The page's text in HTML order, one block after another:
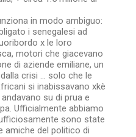
in modo ambiguo:
i senegalesi ad
x le loro
motori che giacevano
di aziende emiliane, un
crisi ... solo che le
si inabissavano xkè
su di prua e
Ufficialmente abbiamo
sono state
amiche del politico di